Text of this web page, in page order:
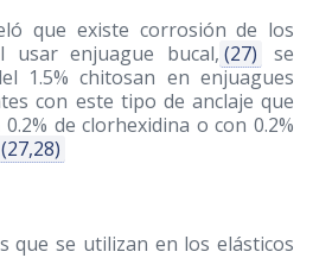
que existe corrosión de los
usar enjuague bucal, (27)
se
1.5% chitosan en enjuagues
con este tipo de anclaje que
de clorhexidina o con 0.2%
(27,28)
que se utilizan en los elásticos